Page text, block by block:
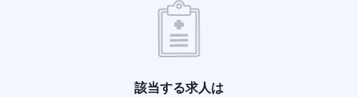
該当する求人は